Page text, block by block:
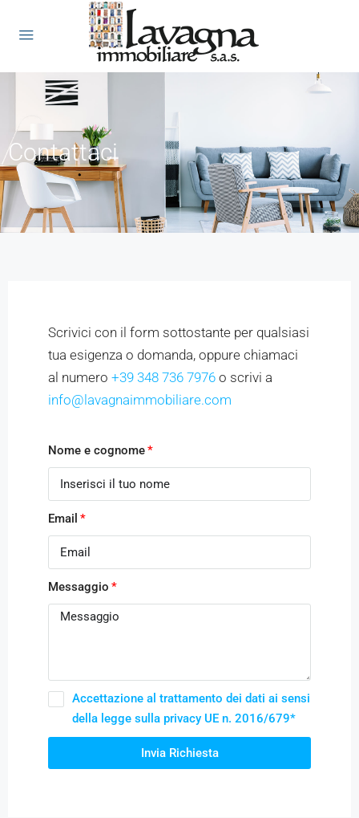
Contattaci
Scrivici con il form sottostante per qualsiasi
tua esigenza o domanda, oppure chiamaci
al numero +39 348 736 7976 o scrivi a
info@lavagnaimmobiliare.com
Nome e cognome
Email
Messaggio
Accettazione al trattamento dei dati ai sensi
della legge sulla privacy UE n. 2016/679*
Invia Richiesta